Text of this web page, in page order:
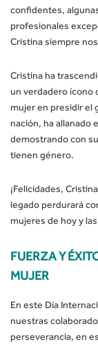
confidentes,
profesionales
Cristina siempre
Cristina ha
un verdadero ícono
mujer en presidir el
nación, ha allanado
demostrando con
tienen género.
¡Felicidades,
legado perdurará
mujeres de hoy y
FUERZA Y
MUJER
En este Día
nuestras
perseverancia, en